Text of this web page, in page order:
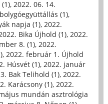
, 2022. 06. 14.
(1),
napja (1), 2022.
Bika Újhold (1), 2022.
8. (1), 2022.
, 2022. február 1. Újhold
Húsvét (1), 2022. január
Bak Telihold (1), 2022.
Karácsony (1), 2022.
mundán asztrológia